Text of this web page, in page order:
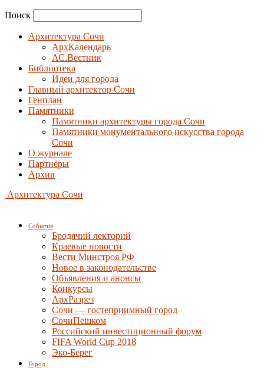
Поиск
Архитектура Сочи
АрхКалендарь
АС.Вестник
Библиотека
Идеи для города
Главный архитектор Сочи
Генплан
Памятники
Памятники архитектуры города Сочи
Памятники монументального искусства города
Сочи
О журнале
Партнёры
Архив
Архитектура Сочи
События
Бродячий лекторий
Краевые новости
Вести Минстроя РФ
Новое в законодательстве
Объявления и анонсы
Конкурсы
АрхРазрез
Сочи — гостеприимный город
СочиПешком
Российский инвестиционный форум
FIFA World Cup 2018
Эко-Берег
Город